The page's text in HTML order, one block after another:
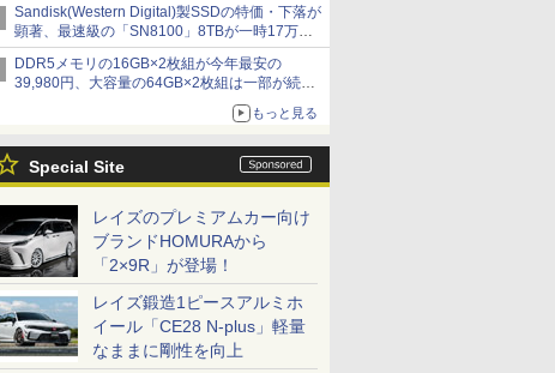
Sandisk(Western Digital)製SSDの特価・下落が
顕著、最速級の「SN8100」8TBが一時17万円
割れ [8月前半のSSD価格]
DDR5メモリの16GB×2枚組が今年最安の
39,980円、大容量の64GB×2枚組は一部が続騰
もっと見る
Special Site
レイズのプレミアムカー向け
ブランドHOMURAから
「2×9R」が登場！
レイズ鍛造1ピースアルミホ
イール「CE28 N-plus」軽量
なままに剛性を向上